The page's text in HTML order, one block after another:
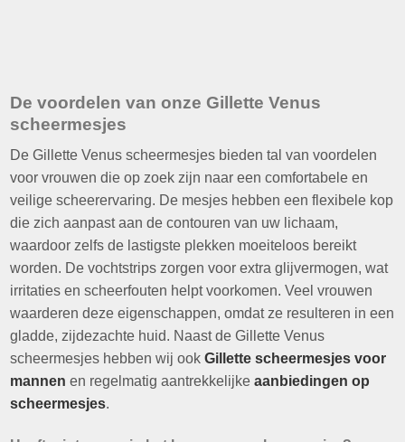
De voordelen van onze Gillette Venus
scheermesjes
De Gillette Venus scheermesjes bieden tal van voordelen
voor vrouwen die op zoek zijn naar een comfortabele en
veilige scheerervaring. De mesjes hebben een flexibele kop
die zich aanpast aan de contouren van uw lichaam,
waardoor zelfs de lastigste plekken moeiteloos bereikt
worden. De vochtstrips zorgen voor extra glijvermogen, wat
irritaties en scheerfouten helpt voorkomen. Veel vrouwen
waarderen deze eigenschappen, omdat ze resulteren in een
gladde, zijdezachte huid. Naast de Gillette Venus
scheermesjes hebben wij ook Gillette scheermesjes voor
mannen en regelmatig aantrekkelijke aanbiedingen op
scheermesjes.